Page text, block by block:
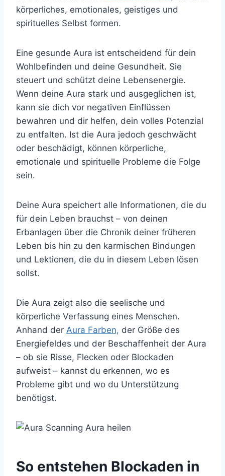
körperliches, emotionales, geistiges und
spirituelles Selbst formen.
Eine gesunde Aura ist entscheidend für dein
Wohlbefinden und deine Gesundheit. Sie
steuert und schützt deine Lebensenergie.
Wenn deine Aura stark und ausgeglichen ist,
kann sie dich vor negativen Einflüssen
bewahren und dir helfen, dein volles Potenzial
zu entfalten. Ist die Aura jedoch geschwächt
oder beschädigt, können körperliche,
emotionale und spirituelle Probleme die Folge
sein.
Deine Aura speichert alle Informationen, die du
für dein Leben brauchst – von deinen
Erbanlagen über die Chronik deiner früheren
Leben bis hin zu den karmischen Bindungen
und Lektionen, die du in diesem Leben lösen
sollst.
Die Aura zeigt also die seelische und
körperliche Verfassung eines Menschen.
Anhand der Aura Farben, der Größe des
Energiefeldes und der Beschaffenheit der Aura
– ob sie Risse, Flecken oder Blockaden
aufweist – kannst du erkennen, wo es
Probleme gibt und wo du Unterstützung
benötigst.
So entstehen Blockaden in